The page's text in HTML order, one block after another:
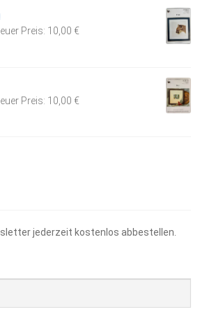
Preis: 10,00 €Aktueller
Preis: 10,00 €Aktueller
jederzeit kostenlos abbestellen.